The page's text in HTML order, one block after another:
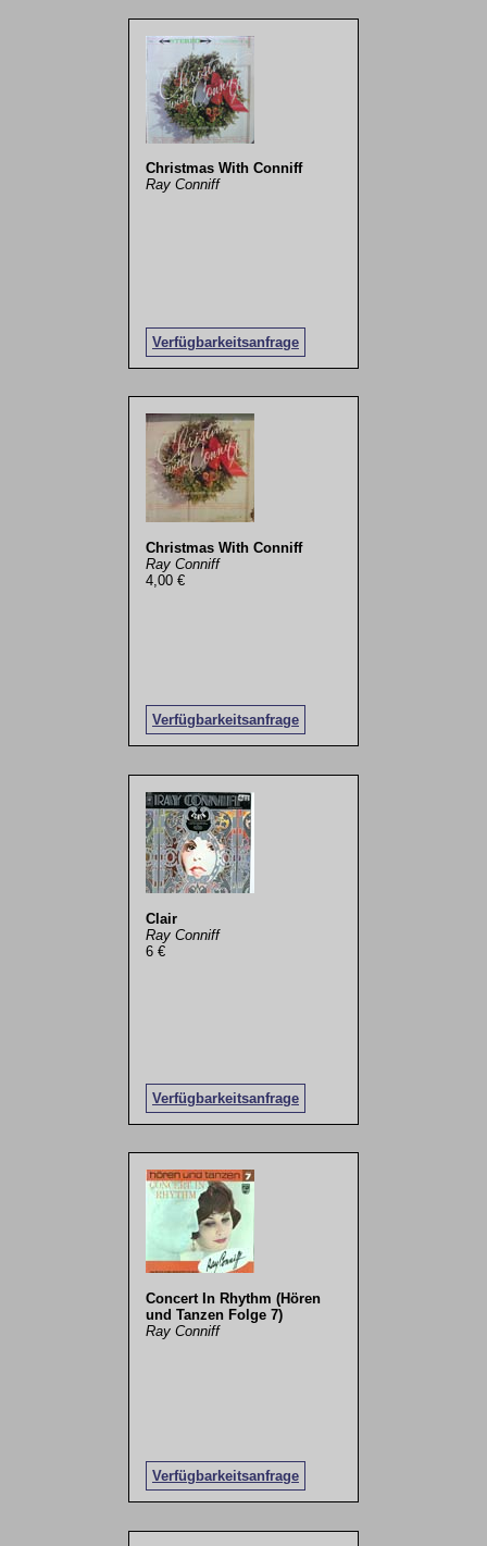
Christmas With Conniff
Ray Conniff
Verfügbarkeitsanfrage
Christmas With Conniff
Ray Conniff
4,00 €
Verfügbarkeitsanfrage
Clair
Ray Conniff
6 €
Verfügbarkeitsanfrage
Concert In Rhythm (Hören
und Tanzen Folge 7)
Ray Conniff
Verfügbarkeitsanfrage